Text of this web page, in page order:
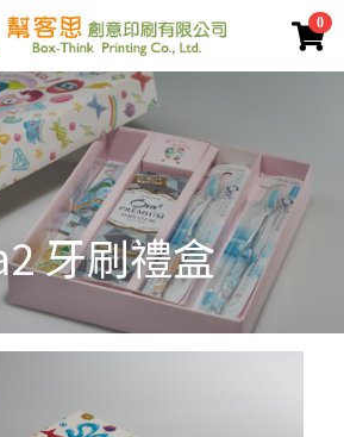
0
中心
心 牙刷禮盒
×
商品分類